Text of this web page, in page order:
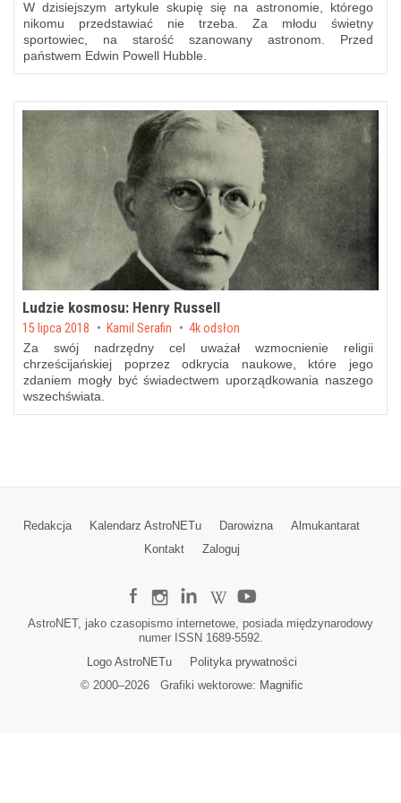
W dzisiejszym artykule skupię się na astronomie, którego
nikomu przedstawiać nie trzeba. Za młodu świetny
sportowiec, na starość szanowany astronom. Przed
państwem Edwin Powell Hubble.
Ludzie kosmosu: Henry Russell
Posted on
15 lipca 2018 by Kamil Serafin 4k odsłon
Za swój nadrzędny cel uważał wzmocnienie religii
chrześcijańskiej poprzez odkrycia naukowe, które jego
zdaniem mogły być świadectwem uporządkowania naszego
wszechświata.
Redakcja Kalendarz AstroNETu Darowizna
Almukantarat
Kontakt
Zaloguj
AstroNET, jako czasopismo internetowe, posiada międzynarodowy
numer ISSN 1689-5592.
Logo AstroNETu
Polityka prywatności
© 2000–2026Grafiki wektorowe: Magnific